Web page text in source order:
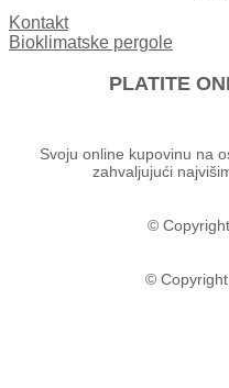
Kontakt
Bioklimatske pergole
PLATITE
Svoju online kupovinu na
zahvaljujući
©
©